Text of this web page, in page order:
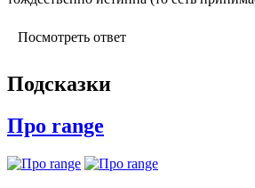
Посмотреть ответ
Подсказки
Про range